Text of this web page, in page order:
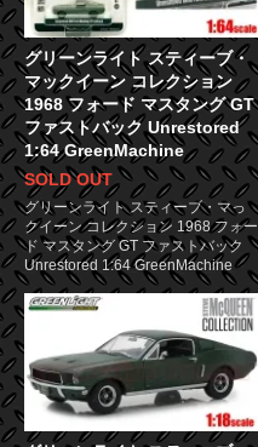
グリーンライト スティーブ・
マックイーン コレクション
1968 フォード マスタング GT
ファストバック Unrestored
1:64 GreenMachine
SOLD OUT
グリーンライト スティーブ・マっ
クイーン コレクション 1968 フォー
ド マスタング GT ファストバック
Unrestored 1:64 GreenMachine